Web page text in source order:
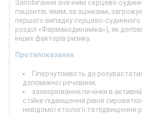
Запобігання значним серцево-
пацієнтів, яким, за оцінками,
першого випадку серцево-
розділ «Фармакодинаміка»), як
інших факторів ризику.
Протипоказання
Гіперчутливість до
допоміжної речовини;
захворювання печінки в
стійке підвищення рівня
невідомої етіології та підвищення